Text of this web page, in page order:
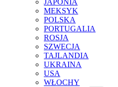
JAPONIA
MEKSYK
POLSKA
PORTUGALIA
ROSJA
SZWECJA
TAJLANDIA
UKRAINA
USA
WŁOCHY